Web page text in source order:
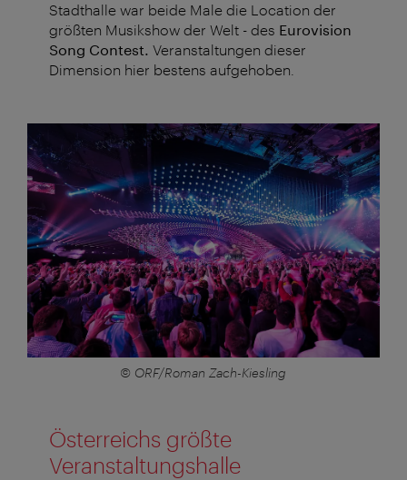
Stadthalle war beide Male die Location der
größten Musikshow der Welt - des Eurovision
Song Contest. Veranstaltungen dieser
Dimension hier bestens aufgehoben.
© ORF/Roman Zach-Kiesling
Österreichs größte
Veranstaltungshalle